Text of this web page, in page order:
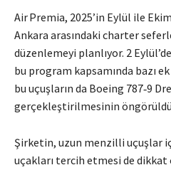
Air Premia, 2025’in Eylül ile
Ankara arasındaki charter
düzenlemeyi planlıyor. 2
bu program kapsamında bazı ek
bu uçuşların da Boeing 787‑9
gerçekleştirilmesinin
Şirketin, uzun menzilli uçuşlar
uçakları tercih etmesi de